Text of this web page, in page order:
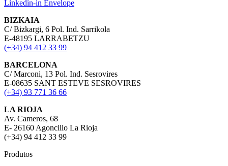
Linkedin-in Envelope
BIZKAIA
C/ Bizkargi, 6 Pol. Ind. Sarrikola
E-48195 LARRABETZU
(+34) 94 412 33 99
BARCELONA
C/ Marconi, 13 Pol. Ind. Sesrovires
E-08635 SANT ESTEVE SESROVIRES
(+34) 93 771 36 66
LA RIOJA
Av. Cameros, 68
E- 26160 Agoncillo La Rioja
(+34) 94 412 33 99
Produtos